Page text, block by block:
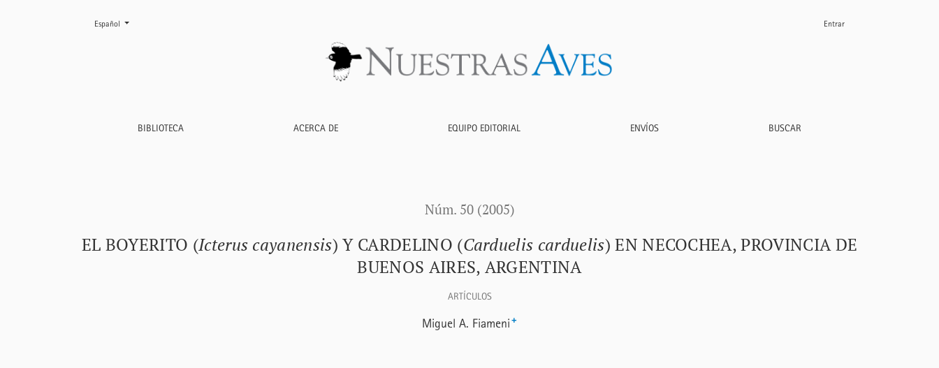
El Boyerito (<i>Icterus cayanensis</i>) y Cardelino (<i>Carduelis carduelis</i>) en Necochea, provincia de Buenos Aires, Argentina
BIBLIOTECA ACERCA DE EQUIPO EDITORIAL ENVÍOS BUSCAR
Entrar
Cambiar el idioma. El actual es:
Español
Núm. 50 (2005)
EL BOYERITO (Icterus cayanensis) Y CARDELINO (Carduelis carduelis) EN NECOCHEA, PROVINCIA DE
BUENOS AIRES, ARGENTINA
ARTÍCULOS
Miguel A. Fiameni +